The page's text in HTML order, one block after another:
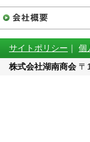
サイトポリシー ｜ 個
株式会社湖南商会 〒